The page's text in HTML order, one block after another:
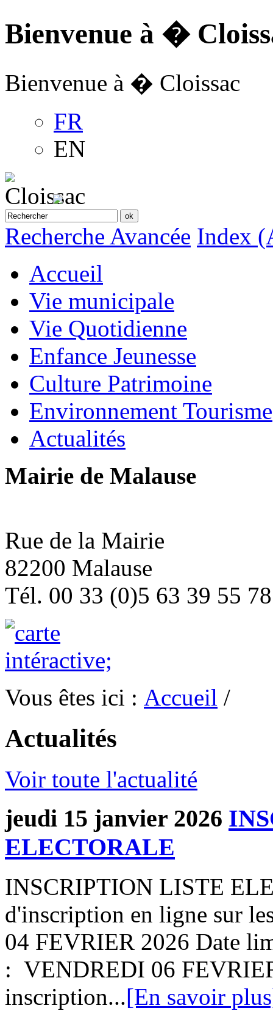
Bienvenue à �
Bienvenue à � Cloissac
FR
EN
Recherche Avancée Index
Accueil
Vie municipale
Vie Quotidienne
Enfance Jeunesse
Culture Patrimoine
Environnement Tourisme
Actualités
Mairie de Malause
Rue de la Mairie
82200 Malause
Tél. 00 33 (0)5 63 39 55 78
Vous êtes ici : Accueil /
Actualités
Voir toute l'actualité
jeudi 15 janvier 2026
ELECTORALE
INSCRIPTION LISTE
d'inscription en ligne sur
04 FEVRIER 2026 Date
: VENDREDI 06
inscription...[En savoir